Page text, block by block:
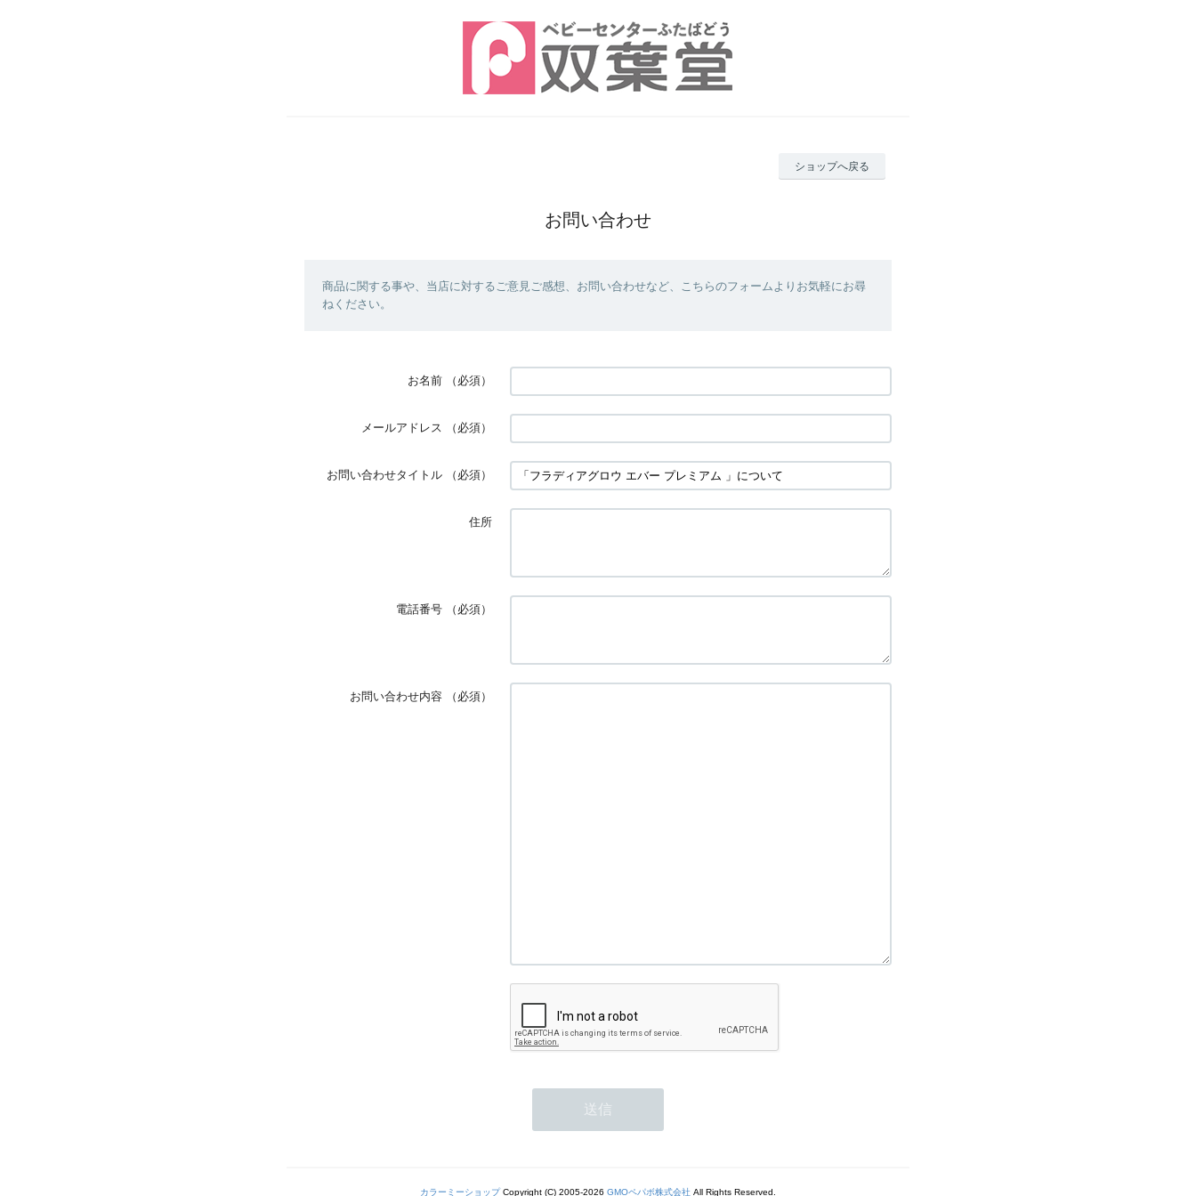
ショップへ戻る
お問い合わせ
商品に関する事や、当店に対するご意見ご感想、お問い合わせなど、こちらのフォームよりお気軽にお尋
ねください。
お名前 （必須）
メールアドレス （必須）
お問い合わせタイトル （必須）
住所
電話番号 （必須）
お問い合わせ内容 （必須）
カラーミーショップCopyright (C) 2005-2026 GMOペパボ株式会社 All Rights Reserved.